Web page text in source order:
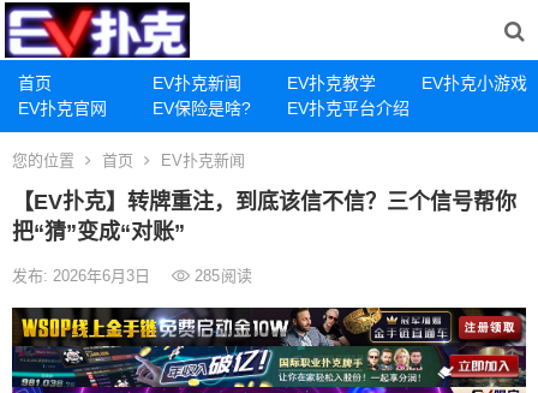
首页 EV扑克新闻 EV扑克教学
EV扑克小游戏
EV扑克官网
EV保险是啥? EV扑克平台介绍
您的位置 首页 EV扑克新闻
【EV扑克】转牌重注，到底该信不信？三个信号帮你
把“猜”变成“对账”
发布: 2026年6月3日 285阅读